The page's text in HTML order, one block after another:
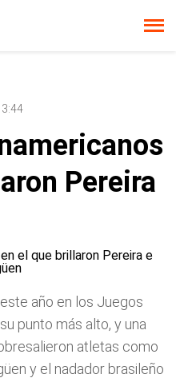
Pereira
año en los Juegos
punto más alto, y una
atletas como
y el nadador brasileño